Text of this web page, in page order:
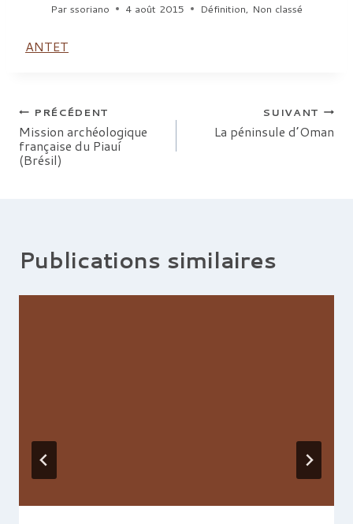
Par ssoriano 4 août 2015 Définition, Non classé
ANTET
Navigation
de
PRÉCÉDENT
Mission archéologique
française du Piauí
(Brésil)
SUIVANT
La péninsule d’Oman
Publications similaires